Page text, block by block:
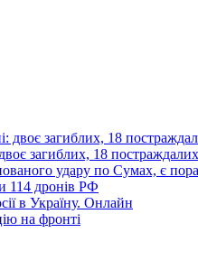
загиблих, 18 постраждалих
удару по Сумах, є
дронів РФ
в Україну. Онлайн
на фронті